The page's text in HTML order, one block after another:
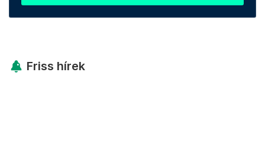
Friss hírek